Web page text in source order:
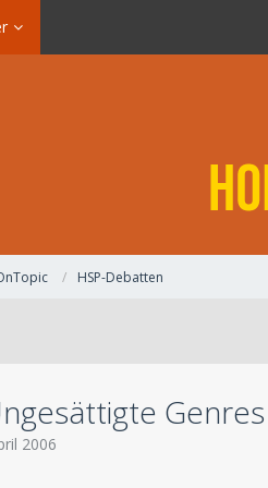
HSP-Debatten
Genres
2006